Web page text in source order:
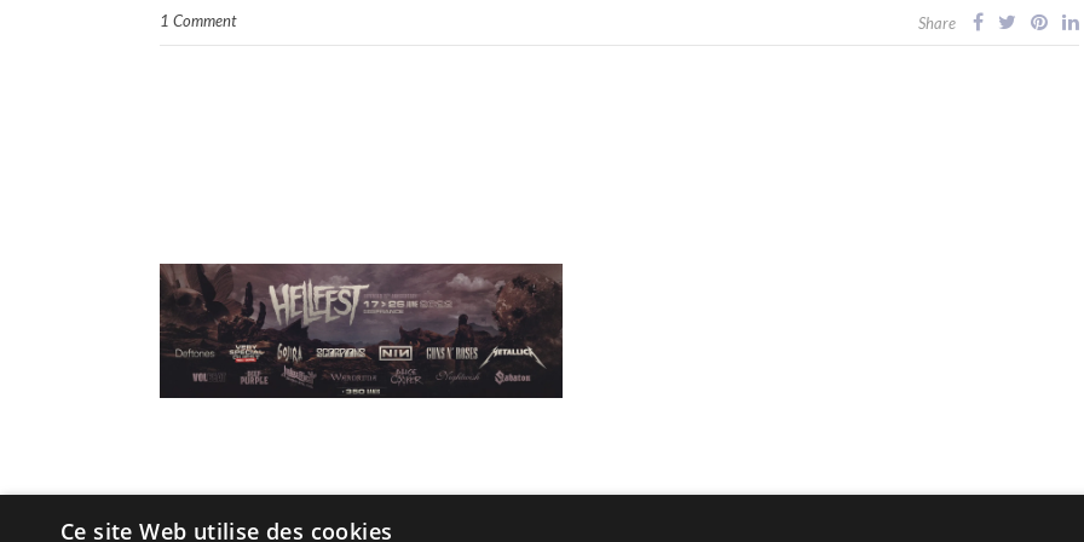
1 Comment Share
Ce site Web utilise des cookies